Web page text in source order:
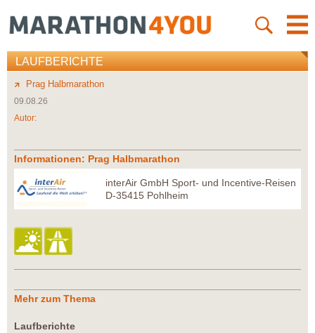
LAUFBERICHTE
Prag Halbmarathon
09.08.26
Autor:
Informationen: Prag Halbmarathon
interAir GmbH Sport- und Incentive-Reisen
D-35415 Pohlheim
Mehr zum Thema
Laufberichte